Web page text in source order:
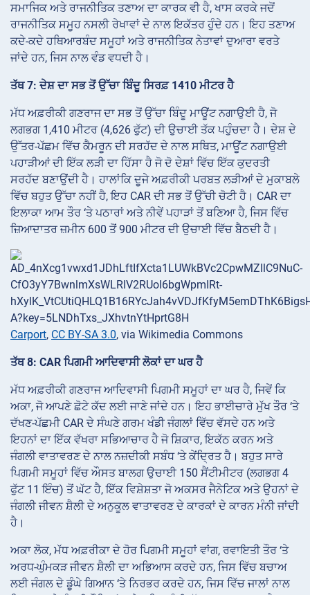
ਸਮਾਜਿਕ ਅਤੇ ਰਾਜਨੀਤਿਕ ਤਣਾਅ ਦਾ ਕਾਰਕ ਵੀ ਹੈ, ਖਾਸ ਕਰਕੇ ਜਦੋਂ
ਰਾਜਨੀਤਿਕ ਸਮੂਹ ਨਸਲੀ ਰੇਖਾਵਾਂ ਦੇ ਨਾਲ ਇਕੱਤਰ ਹੁੰਦੇ ਹਨ। ਇਹ ਤਣਾਅ
ਕਦੇ-ਕਦੇ ਹਥਿਆਰਬੰਦ ਸਮੂਹਾਂ ਅਤੇ ਰਾਜਨੀਤਿਕ ਨੇਤਾਵਾਂ ਦੁਆਰਾ ਵਰਤੇ
ਜਾਂਦੇ ਹਨ, ਜਿਸ ਨਾਲ ਵੰਡ ਵਧਦੀ ਹੈ।
ਤੱਥ 7: ਦੇਸ਼ ਦਾ ਸਭ ਤੋਂ ਉੱਚਾ ਬਿੰਦੂ ਸਿਰਫ਼ 1410 ਮੀਟਰ ਹੈ
ਮੱਧ ਅਫ਼ਰੀਕੀ ਗਣਰਾਜ ਦਾ ਸਭ ਤੋਂ ਉੱਚਾ ਬਿੰਦੂ ਮਾਊਂਟ ਨਗਾਉਈ ਹੈ, ਜੋ
ਲਗਭਗ 1,410 ਮੀਟਰ (4,626 ਫੁੱਟ) ਦੀ ਉਚਾਈ ਤੱਕ ਪਹੁੰਚਦਾ ਹੈ। ਦੇਸ਼ ਦੇ
ਉੱਤਰ-ਪੱਛਮ ਵਿੱਚ ਕੈਮਰੂਨ ਦੀ ਸਰਹੱਦ ਦੇ ਨਾਲ ਸਥਿਤ, ਮਾਊਂਟ ਨਗਾਉਈ
ਪਹਾੜੀਆਂ ਦੀ ਇੱਕ ਲੜੀ ਦਾ ਹਿੱਸਾ ਹੈ ਜੋ ਦੋ ਦੇਸ਼ਾਂ ਵਿੱਚ ਇੱਕ ਕੁਦਰਤੀ
ਸਰਹੱਦ ਬਣਾਉਂਦੀ ਹੈ। ਹਾਲਾਂਕਿ ਦੂਜੇ ਅਫ਼ਰੀਕੀ ਪਰਬਤ ਲੜੀਆਂ ਦੇ ਮੁਕਾਬਲੇ
ਵਿੱਚ ਬਹੁਤ ਉੱਚਾ ਨਹੀਂ ਹੈ, ਇਹ CAR ਦੀ ਸਭ ਤੋਂ ਉੱਚੀ ਚੋਟੀ ਹੈ। CAR ਦਾ
ਇਲਾਕਾ ਆਮ ਤੌਰ ‘ਤੇ ਪਠਾਰਾਂ ਅਤੇ ਨੀਵੇਂ ਪਹਾੜਾਂ ਤੋਂ ਬਣਿਆ ਹੈ, ਜਿਸ ਵਿੱਚ
ਜ਼ਿਆਦਾਤਰ ਜ਼ਮੀਨ 600 ਤੋਂ 900 ਮੀਟਰ ਦੀ ਉਚਾਈ ਵਿੱਚ ਬੈਠਦੀ ਹੈ।
Carport, CC BY-SA 3.0, via Wikimedia Commons
ਤੱਥ 8: CAR ਪਿਗਮੀ ਆਦਿਵਾਸੀ ਲੋਕਾਂ ਦਾ ਘਰ ਹੈ
ਮੱਧ ਅਫ਼ਰੀਕੀ ਗਣਰਾਜ ਆਦਿਵਾਸੀ ਪਿਗਮੀ ਸਮੂਹਾਂ ਦਾ ਘਰ ਹੈ, ਜਿਵੇਂ ਕਿ
ਅਕਾ, ਜੋ ਆਪਣੇ ਛੋਟੇ ਕੱਦ ਲਈ ਜਾਣੇ ਜਾਂਦੇ ਹਨ। ਇਹ ਭਾਈਚਾਰੇ ਮੁੱਖ ਤੌਰ ‘ਤੇ
ਦੱਖਣ-ਪੱਛਮੀ CAR ਦੇ ਸੰਘਣੇ ਗਰਮ ਖੰਡੀ ਜੰਗਲਾਂ ਵਿੱਚ ਵੱਸਦੇ ਹਨ ਅਤੇ
ਇਹਨਾਂ ਦਾ ਇੱਕ ਵੱਖਰਾ ਸਭਿਆਚਾਰ ਹੈ ਜੋ ਸ਼ਿਕਾਰ, ਇਕੱਠ ਕਰਨ ਅਤੇ
ਜੰਗਲੀ ਵਾਤਾਵਰਣ ਦੇ ਨਾਲ ਨਜ਼ਦੀਕੀ ਸਬੰਧ ‘ਤੇ ਕੇਂਦ੍ਰਿਤ ਹੈ। ਬਹੁਤ ਸਾਰੇ
ਪਿਗਮੀ ਸਮੂਹਾਂ ਵਿੱਚ ਔਸਤ ਬਾਲਗ ਉਚਾਈ 150 ਸੈਂਟੀਮੀਟਰ (ਲਗਭਗ 4
ਫੁੱਟ 11 ਇੰਚ) ਤੋਂ ਘੱਟ ਹੈ, ਇੱਕ ਵਿਸ਼ੇਸ਼ਤਾ ਜੋ ਅਕਸਰ ਜੈਨੇਟਿਕ ਅਤੇ ਉਹਨਾਂ ਦੇ
ਜੰਗਲੀ ਜੀਵਨ ਸ਼ੈਲੀ ਦੇ ਅਨੁਕੂਲ ਵਾਤਾਵਰਣ ਦੇ ਕਾਰਕਾਂ ਦੇ ਕਾਰਨ ਮੰਨੀ ਜਾਂਦੀ
ਹੈ।
ਅਕਾ ਲੋਕ, ਮੱਧ ਅਫ਼ਰੀਕਾ ਦੇ ਹੋਰ ਪਿਗਮੀ ਸਮੂਹਾਂ ਵਾਂਗ, ਰਵਾਇਤੀ ਤੌਰ ‘ਤੇ
ਅਰਧ-ਘੁੰਮਕੜ ਜੀਵਨ ਸ਼ੈਲੀ ਦਾ ਅਭਿਆਸ ਕਰਦੇ ਹਨ, ਜਿਸ ਵਿੱਚ ਬਚਾਅ
ਲਈ ਜੰਗਲ ਦੇ ਡੂੰਘੇ ਗਿਆਨ ‘ਤੇ ਨਿਰਭਰ ਕਰਦੇ ਹਨ, ਜਿਸ ਵਿੱਚ ਜਾਲਾਂ ਨਾਲ